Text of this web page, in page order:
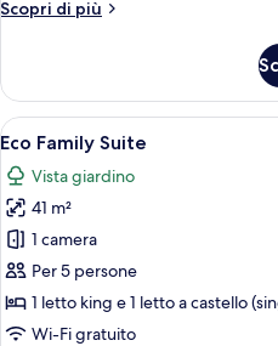
Scopri di più
Altri
Family
Superior
Apri
tutte
le
foto
per
Eco
Family
Suite
8
Eco Family Suite
Vista giardino
41 m²
1 camera
Per 5 persone
1 letto king e 1 letto a castello
Wi-Fi gratuito